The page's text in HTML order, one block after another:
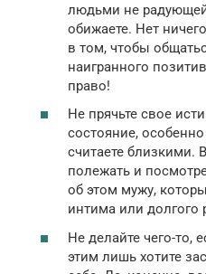
людьми не
обижаете. Нет
в том, чтобы
наигранного
право!
Не прячьте свое
состояние,
считаете близкими.
полежать и
об этом мужу,
интима или долгого
Не делайте чего-то,
этим лишь хотите